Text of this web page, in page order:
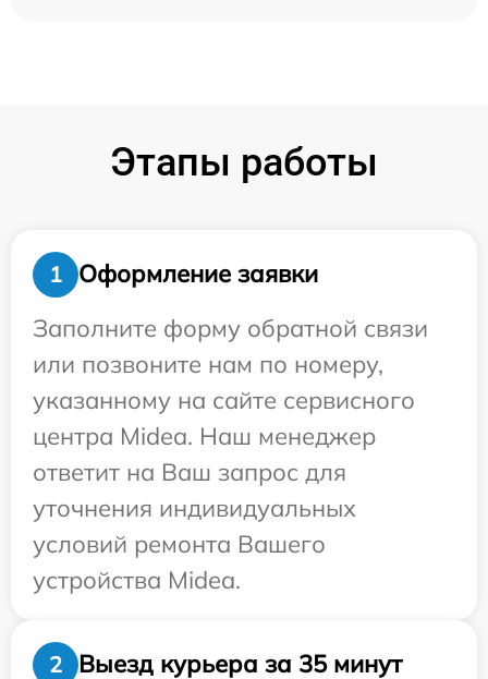
Этапы работы
1
Оформление заявки
Заполните форму обратной связи
или позвоните нам по номеру,
указанному на сайте сервисного
центра Midea. Наш менеджер
ответит на Ваш запрос для
уточнения индивидуальных
условий ремонта Вашего
устройства Midea.
2 Выезд курьера за 35 минут